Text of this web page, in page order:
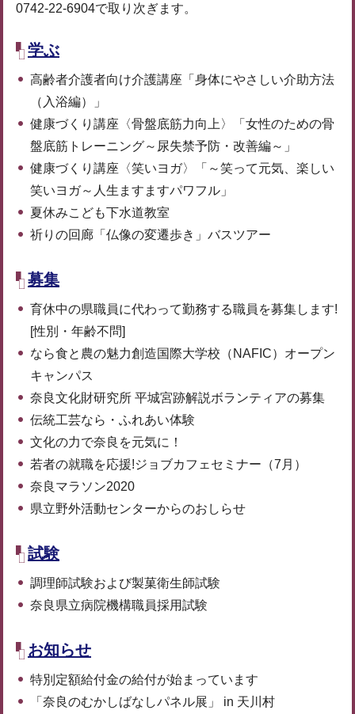
0742-22-6904で取り次ぎます。
学ぶ
高齢者介護者向け介護講座「身体にやさしい介助方法
（入浴編）」
健康づくり講座〈骨盤底筋力向上〉「女性のための骨
盤底筋トレーニング～尿失禁予防・改善編～」
健康づくり講座〈笑いヨガ〉「～笑って元気、楽しい
笑いヨガ～人生ますますパワフル」
夏休みこども下水道教室
祈りの回廊「仏像の変遷歩き」バスツアー
募集
育休中の県職員に代わって勤務する職員を募集します!
[性別・年齢不問]
なら食と農の魅力創造国際大学校（NAFIC）オープン
キャンパス
奈良文化財研究所 平城宮跡解説ボランティアの募集
伝統工芸なら・ふれあい体験
文化の力で奈良を元気に！
若者の就職を応援!ジョブカフェセミナー（7月）
奈良マラソン2020
県立野外活動センターからのおしらせ
試験
調理師試験および製菓衛生師試験
奈良県立病院機構職員採用試験
お知らせ
特別定額給付金の給付が始まっています
「奈良のむかしばなしパネル展」 in 天川村